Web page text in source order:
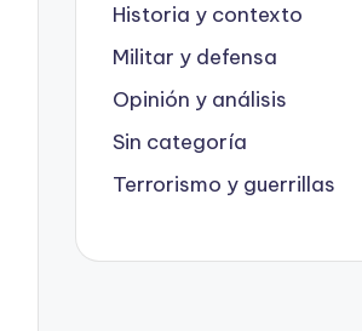
Historia y contexto
Militar y defensa
Opinión y análisis
Sin categoría
Terrorismo y guerrillas